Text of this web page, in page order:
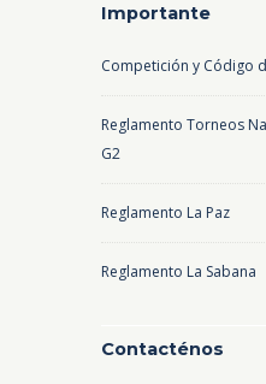
Importante
Competición y Código
Reglamento Torneos
G2
Reglamento La Paz
Reglamento La Sabana
Contacténos